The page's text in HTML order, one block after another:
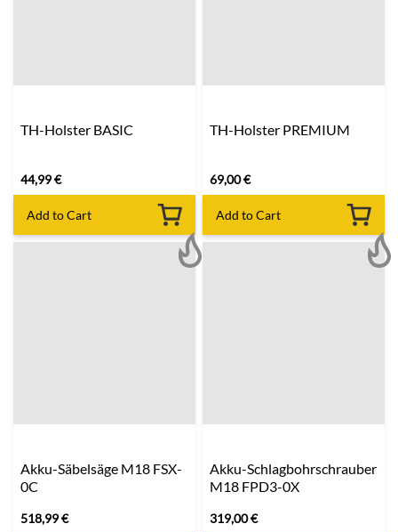
TH-Holster BASIC
44,99€
Add to Cart
TH-Holster PREMIUM
69,00€
Add to Cart
Akku-Säbelsäge M18 FSX-
0C
518,99€
Akku-Schlagbohrschrauber
M18 FPD3-0X
319,00€